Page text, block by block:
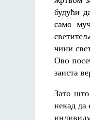
будући
само
чини
Ово
заиста
Зато
некад